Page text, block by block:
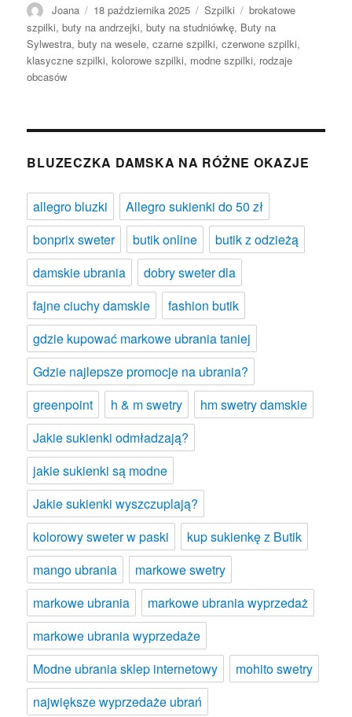
Autor
Joana Opublikowano
18 października 2025 Kategorie
Szpilki Tagi
brokatowe
szpilki,buty na andrzejki,buty na studniówkę, Buty na
Sylwestra,buty na wesele,czarne szpilki,czerwone szpilki,
klasyczne szpilki,kolorowe szpilki, modne szpilki, rodzaje
obcasów
BLUZECZKA DAMSKA NA RÓŻNE OKAZJE
allegro bluzki
Allegro sukienki do 50 zł
bonprix sweter
butik online
butik z odzieżą
damskie ubrania
dobry sweter dla
fajne ciuchy damskie
fashion butik
gdzie kupować markowe ubrania taniej
Gdzie najlepsze promocje na ubrania?
greenpoint
h & m swetry
hm swetry damskie
Jakie sukienki odmładzają?
jakie sukienki są modne
Jakie sukienki wyszczuplają?
kolorowy sweter w paski
kup sukienkę z Butik
mango ubrania
markowe swetry
markowe ubrania
markowe ubrania wyprzedaż
markowe ubrania wyprzedaże
Modne ubrania sklep internetowy
mohito swetry
największe wyprzedaże ubrań